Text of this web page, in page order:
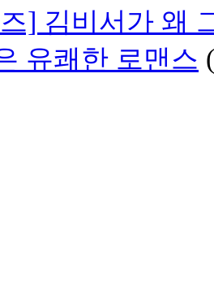
] 김비서가 왜
유쾌한 로맨스